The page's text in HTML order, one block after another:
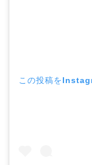
この投稿を